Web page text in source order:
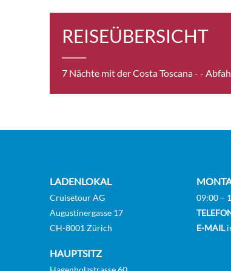
REISEÜBERSICHT
7 Nächte mit der Costa Toscana - -
LADENLOKAL
Cruisetour AG
Augustinergasse 17
CH-8001 Zürich
HAUPTSITZ
09:00 –
E-MAIL